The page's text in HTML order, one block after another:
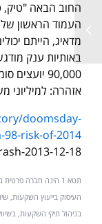
החוב הבאה "טיק,
העמוד הראשון
מדאיג, הייתם
באותיות ענק
90,000
אזהרה: למיליוני
doomsday-
98-risk-of-2014
2013-12-18
תטא 1 הינה חברה
בניהול תיקי השקעות,